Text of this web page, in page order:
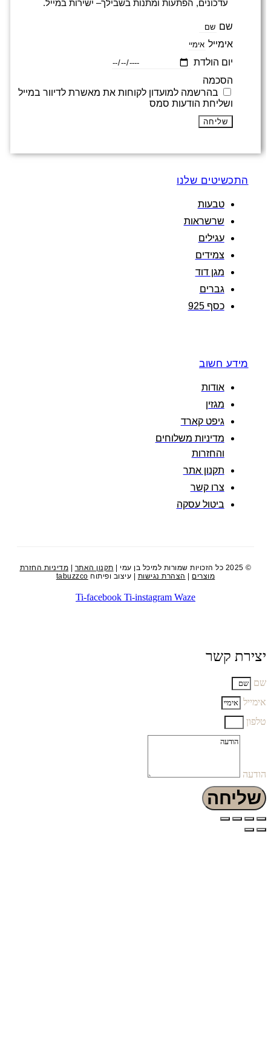
עדכונים, הפתעות ומתנות בשבילך– ישירות במייל.
שם
אימייל
יום הולדת
הסכמה
בהרשמה למועדון לקוחות את מאשרת לדיוור במייל
ושליחת הודעות סמס
שליחה
התכשיטים שלנו
טבעות
שרשראות
עגילים
צמידים
מגן דוד
גברים
כסף 925
מידע חשוב
אודות
מגזין
גיפט קארד
מדיניות משלוחים
והחזרות
תקנון אתר
צרו קשר
ביטול עסקה
© 2025 כל הזכויות שמורות למיכל בן עמי | תקנון האתר| מדיניות החזרת
מוצרים| הצהרת נגישות| עיצוב ופיתוחtabuzzco
Ti-facebook Ti-instagram Waze
יצירת קשר
שם
אימייל
טלפון
הודעה
שליחה